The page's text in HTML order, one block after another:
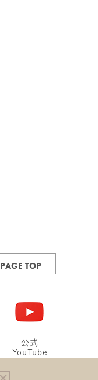
PAGE TOP
公式
YouTube